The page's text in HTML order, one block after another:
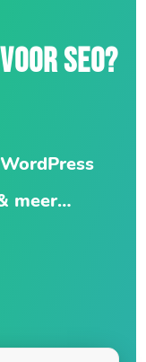
SEO?
meer…